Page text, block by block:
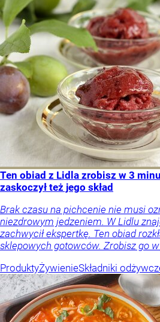
Ten obiad z Lidla zrobisz w 3
zaskoczył też jego skład
Brak czasu na pichcenie nie musi
niezdrowym jedzeniem. W Lidlu
zachwycił ekspertkę. Ten obiad
sklepowych gotowców. Zrobisz go
ProduktyŻywienieSkładniki